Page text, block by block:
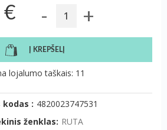
€ - +
Į KREPŠELĮ
lojalumo taškais: 11
kodas : 4820023747531
ženklas: RUTA